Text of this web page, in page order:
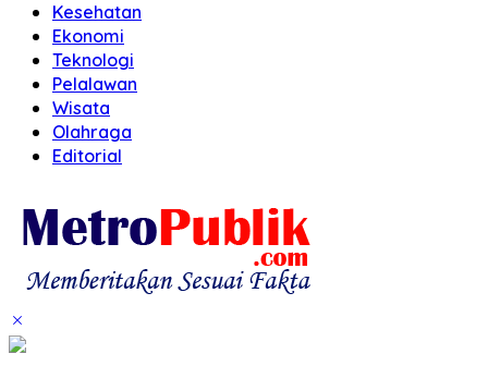
Kesehatan
Ekonomi
Teknologi
Pelalawan
Wisata
Olahraga
Editorial